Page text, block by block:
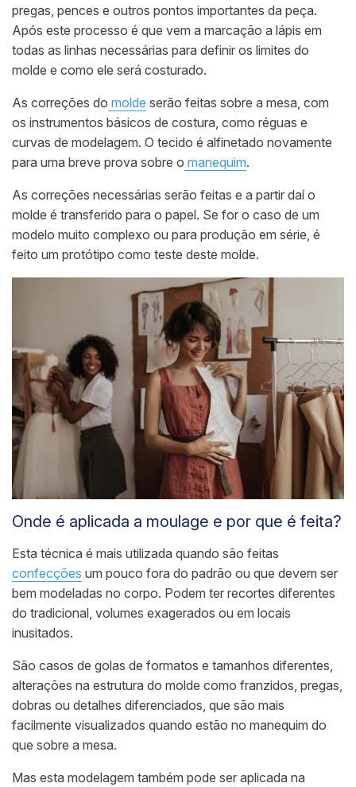
pregas, pences e outros pontos importantes da peça.
Após este processo é que vem a marcação a lápis em
todas as linhas necessárias para definir os limites do
molde e como ele será costurado.
As correções do molde serão feitas sobre a mesa, com
os instrumentos básicos de costura, como réguas e
curvas de modelagem. O tecido é alfinetado novamente
para uma breve prova sobre o manequim.
As correções necessárias serão feitas e a partir daí o
molde é transferido para o papel. Se for o caso de um
modelo muito complexo ou para produção em série, é
feito um protótipo como teste deste molde.
Onde é aplicada a moulage e por que é feita?
Esta técnica é mais utilizada quando são feitas
confecções um pouco fora do padrão ou que devem ser
bem modeladas no corpo. Podem ter recortes diferentes
do tradicional, volumes exagerados ou em locais
inusitados.
São casos de golas de formatos e tamanhos diferentes,
alterações na estrutura do molde como franzidos, pregas,
dobras ou detalhes diferenciados, que são mais
facilmente visualizados quando estão no manequim do
que sobre a mesa.
Mas esta modelagem também pode ser aplicada na